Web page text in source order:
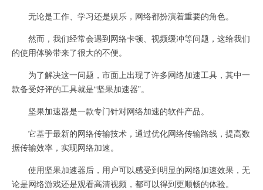
无论是工作、学习还是娱乐，网络都扮演着重要的角色。
然而，我们经常会遇到网络卡顿、视频缓冲等问题，这给我们
的使用体验带来了很大的不便。
为了解决这一问题，市面上出现了许多网络加速工具，其中一
款备受好评的工具就是“坚果加速器”。
坚果加速器是一款专门针对网络加速的软件产品。
它基于最新的网络传输技术，通过优化网络传输路线，提高数
据传输效率，实现网络加速。
使用坚果加速器后，用户可以感受到明显的网络加速效果，无
论是网络游戏还是观看高清视频，都可以得到更顺畅的体验。